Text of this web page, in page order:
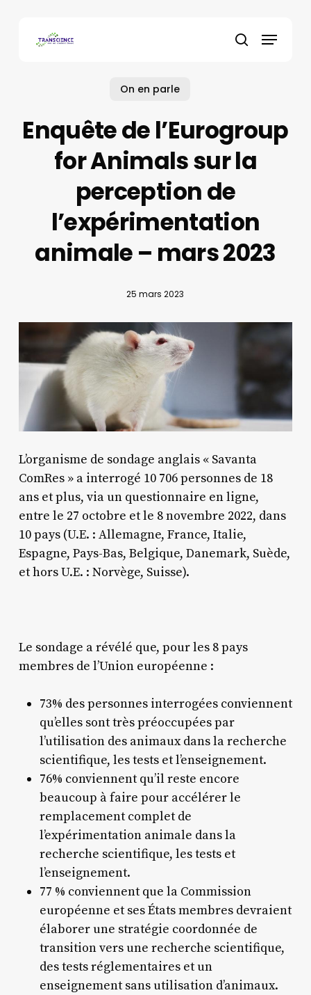
recherche
Menu
On en parle
Enquête de l’Eurogroup
for Animals sur la
perception de
l’expérimentation
animale – mars 2023
25 mars 2023
L’organisme de sondage anglais « Savanta
ComRes » a interrogé 10 706 personnes de 18
ans et plus, via un questionnaire en ligne,
entre le 27 octobre et le 8 novembre 2022, dans
10 pays (U.E. : Allemagne, France, Italie,
Espagne, Pays-Bas, Belgique, Danemark, Suède,
et hors U.E. : Norvège, Suisse).
Le sondage a révélé que, pour les 8 pays
membres de l’Union européenne :
73% des personnes interrogées conviennent
qu’elles sont très préoccupées par
l’utilisation des animaux dans la recherche
scientifique, les tests et l’enseignement.
76% conviennent qu’il reste encore
beaucoup à faire pour accélérer le
remplacement complet de
l’expérimentation animale dans la
recherche scientifique, les tests et
l’enseignement.
77 % conviennent que la Commission
européenne et ses États membres devraient
élaborer une stratégie coordonnée de
transition vers une recherche scientifique,
des tests réglementaires et un
enseignement sans utilisation d’animaux.